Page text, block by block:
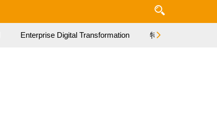
Enterprise Digital Transformation 特集